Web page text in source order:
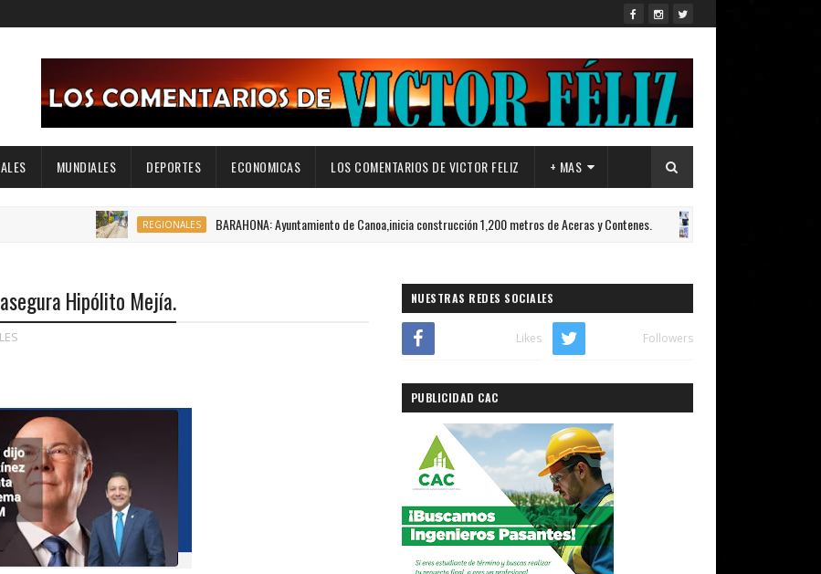
MUNDIALES DEPORTES ECONOMICAS LOS COMENTARIOS DE VICTOR FELIZ + MAS
REGIONALES BARAHONA: Ayuntamiento de Canoa,inicia construcción 1,200 metros de Aceras y Contenes. DEPORTES
Hipólito Mejía. NUESTRAS REDES SOCIALES
Likes Followers
PUBLICIDAD CAC